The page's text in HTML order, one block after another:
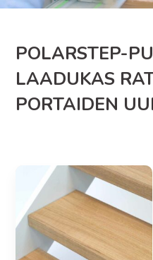
POLARSTEP-
LAADUKAS
PORTAIDEN